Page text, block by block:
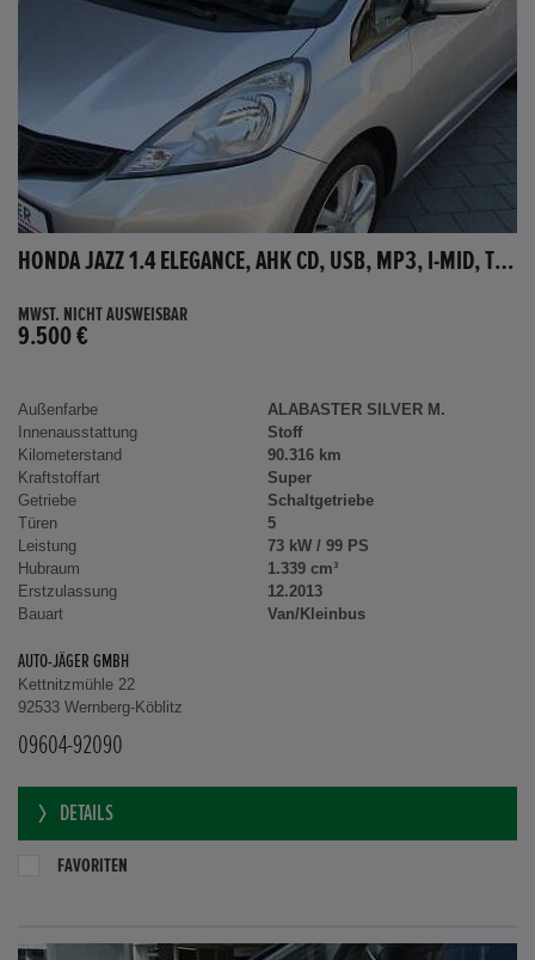
HONDA JAZZ 1.4 ELEGANCE, AHK CD, USB, MP3, I-MID, TEMPOMAT, AUX-IN
MWST. NICHT AUSWEISBAR
9.500 €
Außenfarbe
ALABASTER SILVER M.
Innenausstattung
Stoff
Kilometerstand
90.316 km
Kraftstoffart
Super
Getriebe
Schaltgetriebe
Türen
5
Leistung
73 kW / 99 PS
Hubraum
1.339 cm³
Erstzulassung
12.2013
Bauart
Van/Kleinbus
AUTO-JÄGER GMBH
Kettnitzmühle 22
92533 Wernberg-Köblitz
09604-92090
DETAILS
FAVORITEN